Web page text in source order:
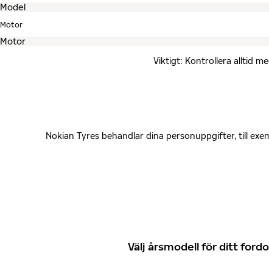
Motor
Viktigt: Kontrollera alltid
Nokian Tyres behandlar dina personuppgifter, till
Välj årsmodell för ditt